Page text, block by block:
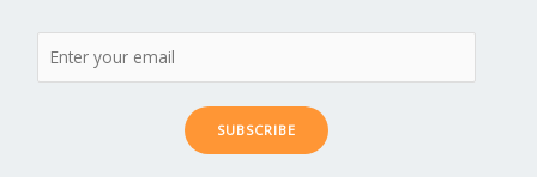
SUBSCRIBE